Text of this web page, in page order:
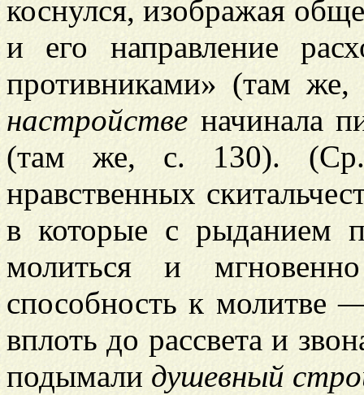
коснулся, изображая
и его направление
противниками» (там
настройстве начинала
(там же, с. 130).
нравственных
в которые с рыданием
молиться и
способность к молитве
вплоть до рассвета и
подымали душевный